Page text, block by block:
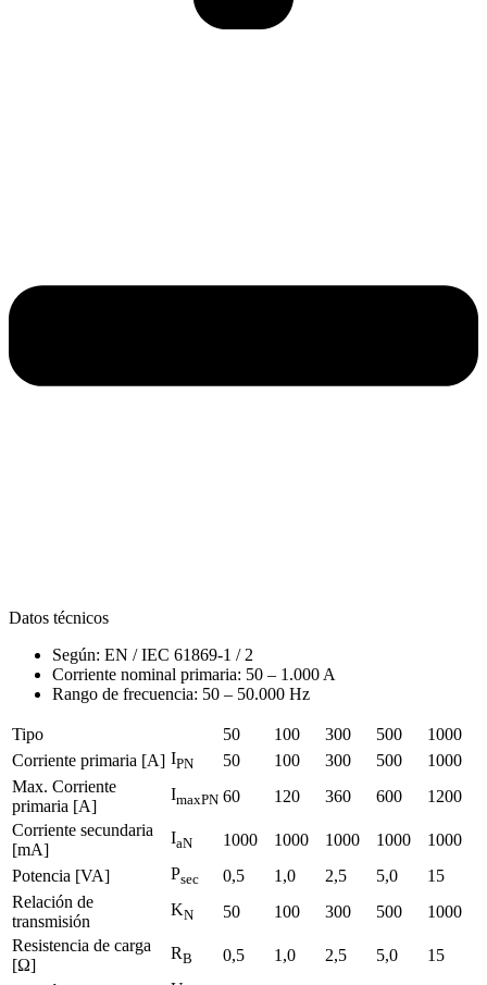
Datos técnicos
Según: EN / IEC 61869-1 / 2
Corriente nominal primaria: 50 – 1.000 A
Rango de frecuencia: 50 – 50.000 Hz
Tipo 50 100 300 500
1000
Corriente primaria [A] IPN 50 100 300 500
1000
Max. Corriente
primaria [A]
ImaxPN 60 120 360 600
1200
Corriente secundaria
[mA]
IaN 1000 1000 1000 1000
1000
Potencia [VA]
Psec 0,5 1,0 2,5 5,0
15
Relación de
transmisión
KN 50 100 300 500
1000
Resistencia de carga
[Ω]
RB 0,5 1,0 2,5 5,0
15